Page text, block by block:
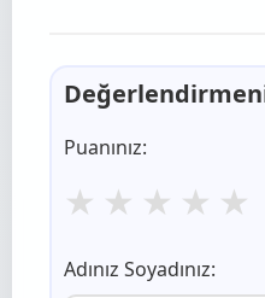
Puanınız:
★ ★ ★ ★ ★
Adınız Soyadınız: